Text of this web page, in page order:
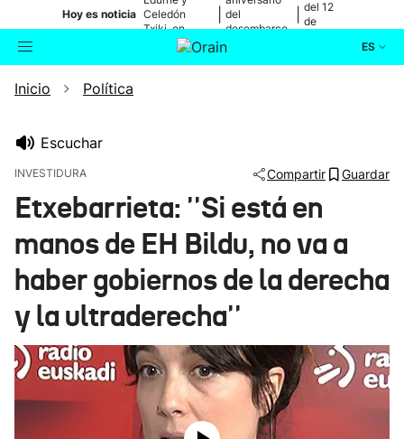
Hoy es noticia Celedón
Txiki, en
directo
del
desembarco
de Elkano
del 12
de
ES
Buscador
Ikusmiran
Eguraldia
Inicio Política
Escuchar
INVESTIDURA Compartir Guardar
Etxebarrieta: ''Si está en
manos de EH Bildu, no va a
haber gobiernos de la derecha
y la ultraderecha''